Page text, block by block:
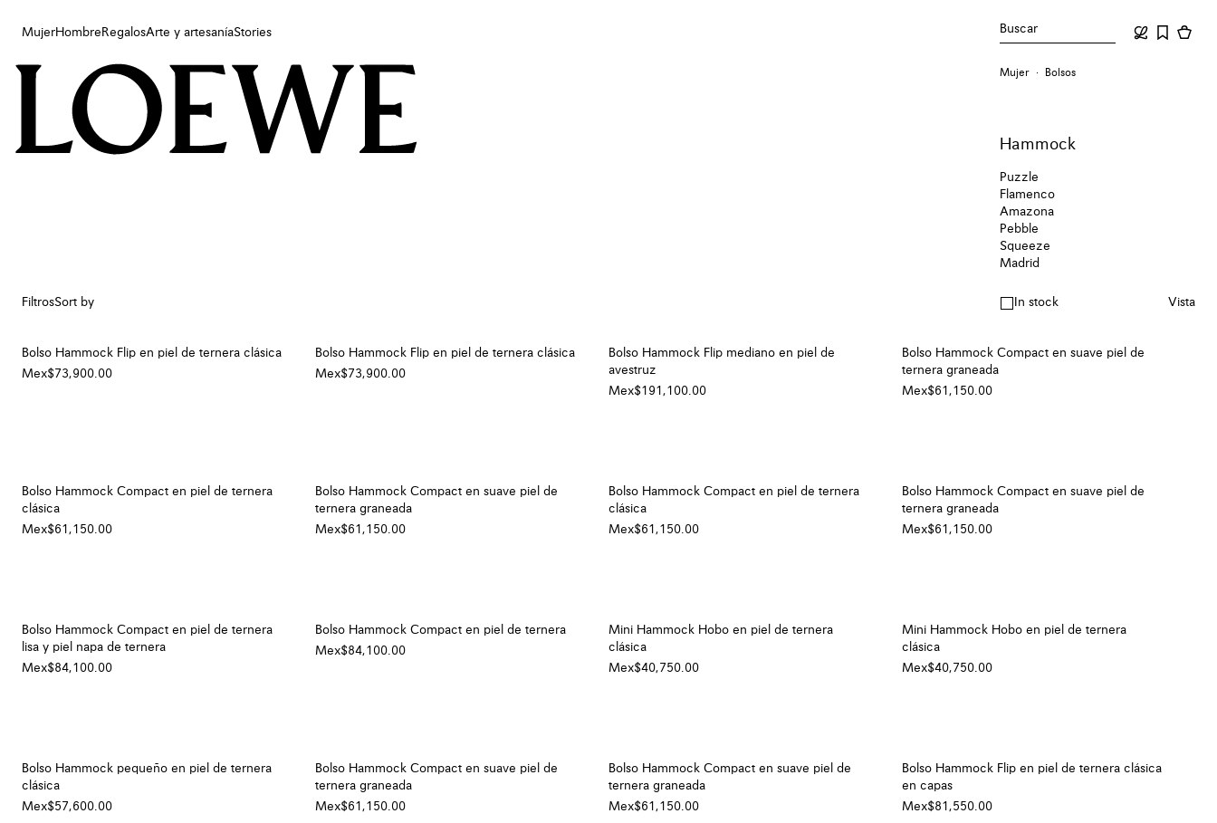
MujerHombre RegalosArte y artesaníaStories Buscar
Mujer
Arte y artesanía
Mujer Bolsos
Hammock
Puzzle
Flamenco
Amazona
Pebble
Squeeze
Madrid
FiltrosSort by In stock Vista
Bolso Hammock Flip en piel de ternera clásica
Mex$73,900.00
Bolso Hammock Flip en piel de ternera clásica
Mex$73,900.00
Bolso Hammock Flip mediano en piel de
avestruz
Mex$191,100.00
Bolso Hammock Compact en suave piel de
ternera graneada
Mex$61,150.00
Bolso Hammock Compact en piel de ternera
clásica
Mex$61,150.00
Bolso Hammock Compact en suave piel de
ternera graneada
Mex$61,150.00
Bolso Hammock Compact en piel de ternera
clásica
Mex$61,150.00
Bolso Hammock Compact en suave piel de
ternera graneada
Mex$61,150.00
Bolso Hammock Compact en piel de ternera
lisa y piel napa de ternera
Mex$84,100.00
Bolso Hammock Compact en piel de ternera
Mex$84,100.00
Mini Hammock Hobo en piel de ternera
clásica
Mex$40,750.00
Mini Hammock Hobo en piel de ternera
clásica
Mex$40,750.00
Bolso Hammock pequeño en piel de ternera
clásica
Mex$57,600.00
Bolso Hammock Compact en suave piel de
ternera graneada
Mex$61,150.00
Bolso Hammock Compact en suave piel de
ternera graneada
Mex$61,150.00
Bolso Hammock Flip en piel de ternera clásica
en capas
Mex$81,550.00